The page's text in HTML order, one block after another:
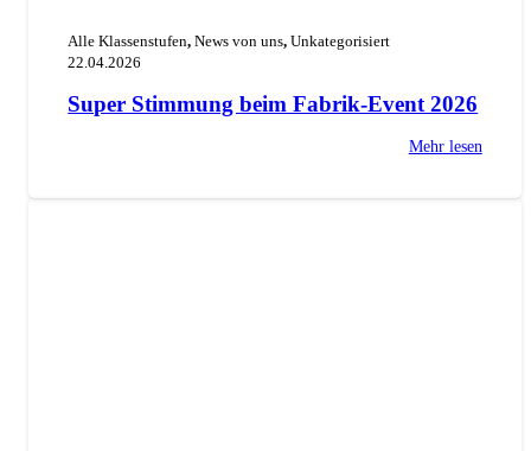
Alle Klassenstufen,News von uns,Unkategorisiert
22.04.2026
Super Stimmung beim Fabrik-Event 2026
Mehr lesen